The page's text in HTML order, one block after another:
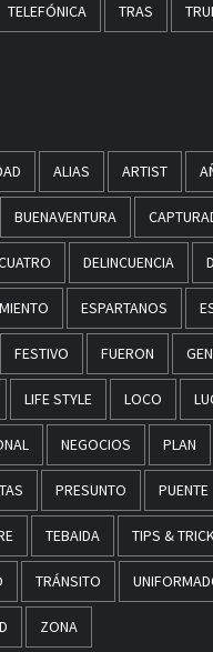
TELEFÓNICA TRAS
ALIAS ARTIST
BUENAVENTURA
DELINCUENCIA
ESPARTANOS
FESTIVO FUERON
LIFE STYLE LOCO
NEGOCIOS PLAN
PRESUNTO PUENTE
TEBAIDA TIPS &
TRÁNSITO
ZONA